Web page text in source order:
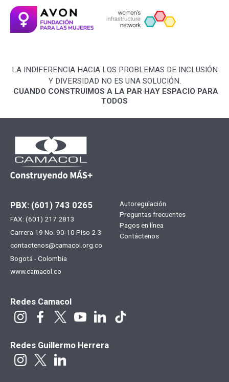
LA INDIFERENCIA HACIA LOS PROBLEMAS DE INCLUSIÓN
Y DIVERSIDAD NO ES UNA SOLUCIÓN.
CUANDO CONSTRUIMOS A LA PAR HAY ESPACIO PARA
TODOS
PBX: (601) 743 0265
FAX: (601) 217 2813
Carrera 19 No. 90-10 Piso 2-3
contactenos@camacol.org.co
Bogotá - Colombia
www.camacol.co
Menú
footer
Autoregulación
Preguntas frecuentes
Pagos en línea
Contáctenos
Redes Camacol
Redes Guillermo Herrera